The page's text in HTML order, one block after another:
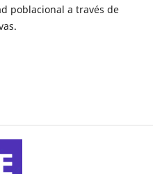
poblacional a través de